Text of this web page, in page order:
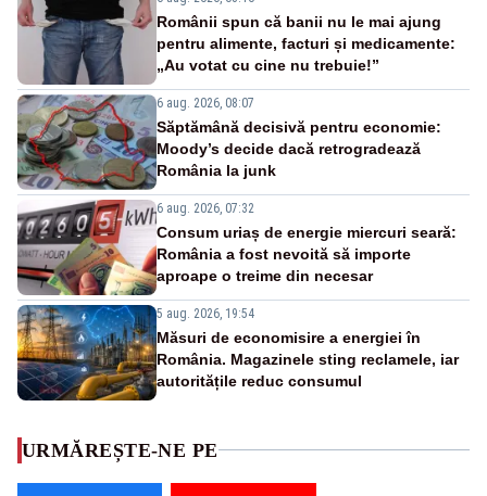
Românii spun că banii nu le mai ajung
pentru alimente, facturi și medicamente:
„Au votat cu cine nu trebuie!”
6 aug. 2026, 08:07
Săptămână decisivă pentru economie:
Moody’s decide dacă retrogradează
România la junk
6 aug. 2026, 07:32
Consum uriaș de energie miercuri seară:
România a fost nevoită să importe
aproape o treime din necesar
5 aug. 2026, 19:54
Măsuri de economisire a energiei în
România. Magazinele sting reclamele, iar
autoritățile reduc consumul
URMĂREȘTE-NE PE